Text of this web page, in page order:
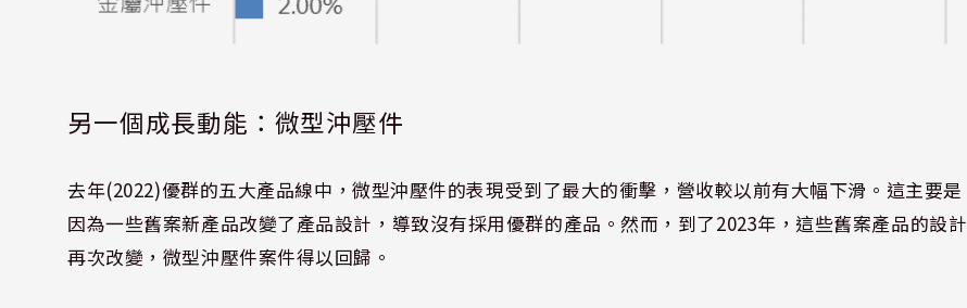
另一個成長動能：微型沖壓件
去年(2022)優群的五大產品線中，微型沖壓件的表現受到了最大的衝擊，營收較以前有大幅下滑。這主要是
因為一些舊案新產品改變了產品設計，導致沒有採用優群的產品。然而，到了2023年，這些舊案產品的設計
再次改變，微型沖壓件案件得以回歸。